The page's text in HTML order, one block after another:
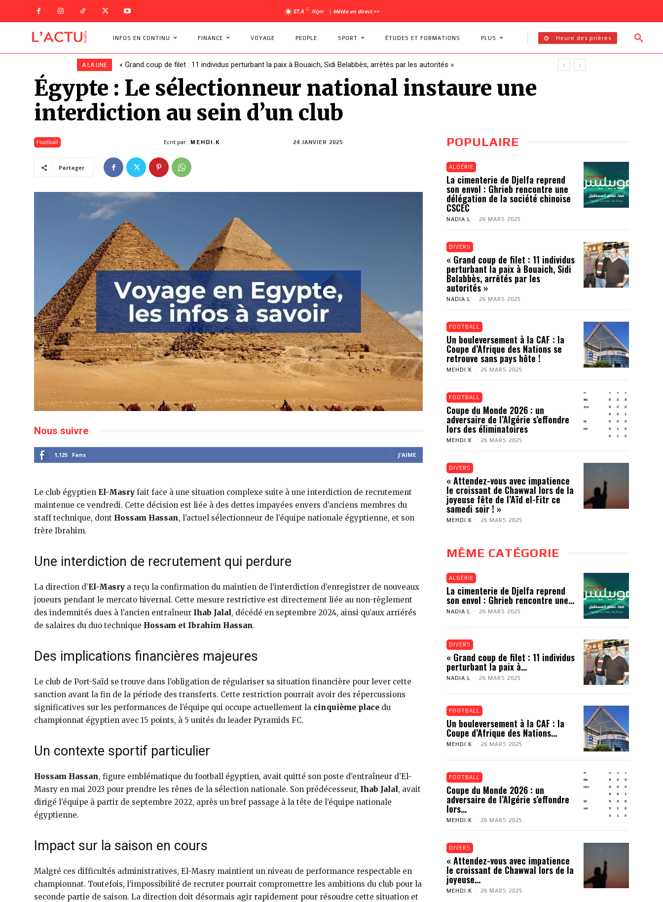
27.4 C Alger | Météo en direct >>
INFOS EN CONTINU FINANCE VOYAGE PEOPLE SPORT ÉTUDES ET FORMATIONS PLUS Heure des prières
A LA UNE « Grand coup de filet : 11 individus perturbant la paix à Bouaich, Sidi Belabbès, arrêtés par les autorités »
Égypte : Le sélectionneur national instaure une
interdiction au sein d’un club
Football Ecrit par : MEHDI.K 24 JANVIER 2025
Partager
Nous suivre
1,125 Fans J'AIME
Le club égyptien El-Masry fait face à une situation complexe suite à une interdiction de recrutement
maintenue ce vendredi. Cette décision est liée à des dettes impayées envers d’anciens membres du
staff technique, dont Hossam Hassan, l’actuel sélectionneur de l’équipe nationale égyptienne, et son
frère Ibrahim.
Une interdiction de recrutement qui perdure
La direction d’El-Masry a reçu la confirmation du maintien de l’interdiction d’enregistrer de nouveaux
joueurs pendant le mercato hivernal. Cette mesure restrictive est directement liée au non-règlement
des indemnités dues à l’ancien entraîneur Ihab Jalal, décédé en septembre 2024, ainsi qu’aux arriérés
de salaires du duo technique Hossam et Ibrahim Hassan.
Des implications financières majeures
Le club de Port-Saïd se trouve dans l’obligation de régulariser sa situation financière pour lever cette
sanction avant la fin de la période des transferts. Cette restriction pourrait avoir des répercussions
significatives sur les performances de l’équipe qui occupe actuellement la cinquième place du
championnat égyptien avec 15 points, à 5 unités du leader Pyramids FC.
Un contexte sportif particulier
Hossam Hassan, figure emblématique du football égyptien, avait quitté son poste d’entraîneur d’El-
Masry en mai 2023 pour prendre les rênes de la sélection nationale. Son prédécesseur, Ihab Jalal, avait
dirigé l’équipe à partir de septembre 2022, après un bref passage à la tête de l’équipe nationale
égyptienne.
Impact sur la saison en cours
Malgré ces difficultés administratives, El-Masry maintient un niveau de performance respectable en
championnat. Toutefois, l’impossibilité de recruter pourrait compromettre les ambitions du club pour la
seconde partie de saison. La direction doit désormais agir rapidement pour résoudre cette situation et
POPULAIRE
ALGÉRIE
La cimenterie de Djelfa reprend
son envol : Ghrieb rencontre une
délégation de la société chinoise
CSCEC
NADIA.L - 26 MARS 2025
DIVERS
« Grand coup de filet : 11 individus
perturbant la paix à Bouaich, Sidi
Belabbès, arrêtés par les
autorités »
NADIA.L - 26 MARS 2025
FOOTBALL
Un bouleversement à la CAF : la
Coupe d’Afrique des Nations se
retrouve sans pays hôte !
MEHDI.K - 26 MARS 2025
FOOTBALL
Coupe du Monde 2026 : un
adversaire de l’Algérie s’effondre
lors des éliminatoires
MEHDI.K - 26 MARS 2025
DIVERS
« Attendez-vous avec impatience
le croissant de Chawwal lors de la
joyeuse fête de l’Aïd el-Fitr ce
samedi soir ! »
MEHDI.K - 26 MARS 2025
MÊME CATÉGORIE
ALGÉRIE
La cimenterie de Djelfa reprend
son envol : Ghrieb rencontre une...
NADIA.L - 26 MARS 2025
DIVERS
« Grand coup de filet : 11 individus
perturbant la paix à...
NADIA.L - 26 MARS 2025
FOOTBALL
Un bouleversement à la CAF : la
Coupe d’Afrique des Nations...
MEHDI.K - 26 MARS 2025
FOOTBALL
Coupe du Monde 2026 : un
adversaire de l’Algérie s’effondre
lors...
MEHDI.K - 26 MARS 2025
DIVERS
« Attendez-vous avec impatience
le croissant de Chawwal lors de la
joyeuse...
MEHDI.K - 26 MARS 2025